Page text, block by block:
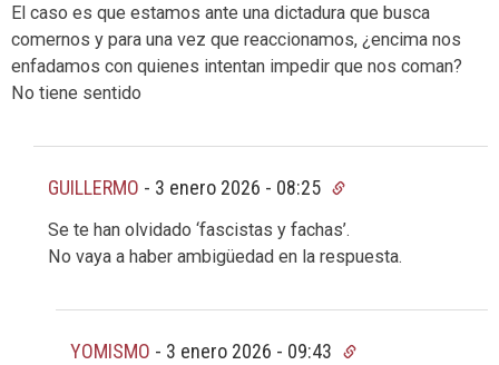
El caso es que estamos ante una dictadura que busca
comernos y para una vez que reaccionamos, ¿encima nos
enfadamos con quienes intentan impedir que nos coman?
No tiene sentido
GUILLERMO - 3 enero 2026 - 08:25
Se te han olvidado ‘fascistas y fachas’.
No vaya a haber ambigüedad en la respuesta.
YOMISMO - 3 enero 2026 - 09:43